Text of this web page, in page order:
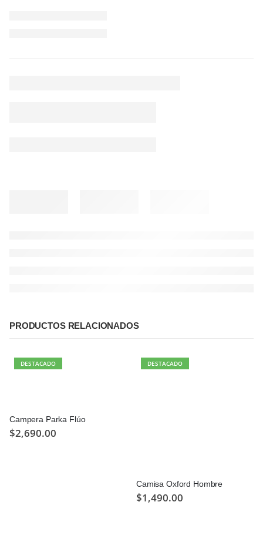
PRODUCTOS RELACIONADOS
DESTACADO
Campera Parka Flúo
$2,690.00
DESTACADO
Camisa Oxford Hombre
$1,490.00